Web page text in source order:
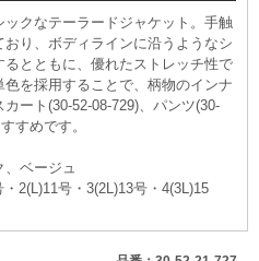
ックなテーラードジャケット。手触
り、ボディラインに沿うようなシ
とともに、優れたストレッチ性で
を採用することで、柄物のインナ
ート(30-52-08-729)、パンツ(30-
すめです。
、ベージュ
2(L)11号・3(2L)13号・4(3L)15